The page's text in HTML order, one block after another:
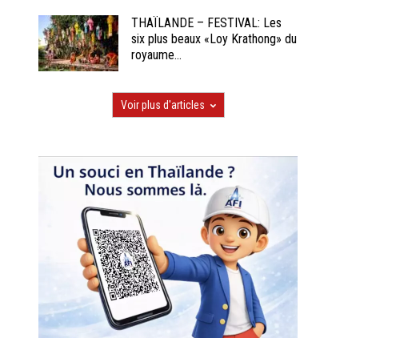
THAÏLANDE – FESTIVAL: Les
six plus beaux «Loy Krathong» du
royaume...
Voir plus d'articles